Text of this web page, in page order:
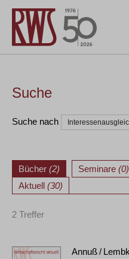
Suche
Suche nach
Bücher (2) Seminare (0)
Aktuell (30)
2 Treffer
Annuß /